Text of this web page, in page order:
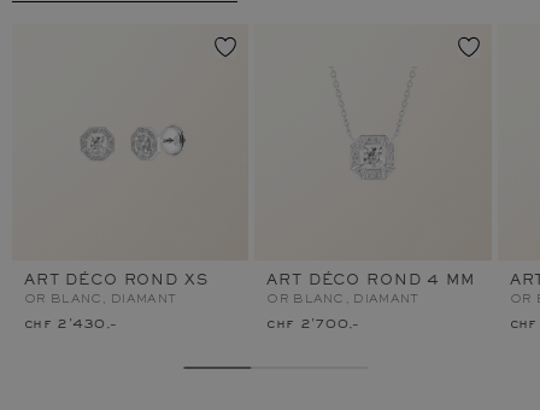
ART DÉCO ROND XS
OR BLANC, DIAMANT
chf 2'430.–
ART DÉCO ROND 4 MM
OR BLANC, DIAMANT
chf 2'700.–
OR
chf